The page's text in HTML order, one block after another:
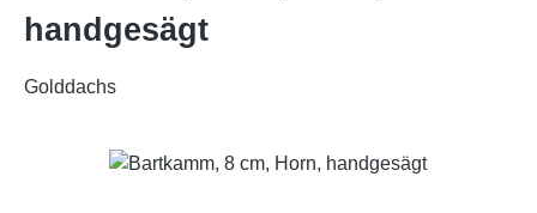
handgesägt
Golddachs
Bildergalerie überspringen